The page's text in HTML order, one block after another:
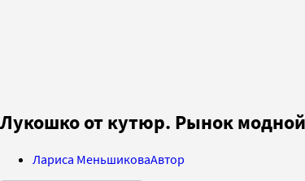
Лукошко от кутюр. Рынок
Лариса МеньшиковаАвтор